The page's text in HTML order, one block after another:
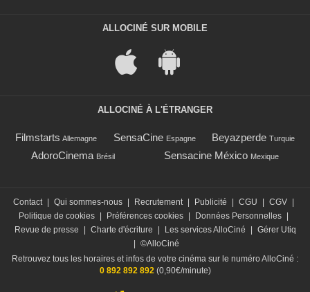
ALLOCINÉ SUR MOBILE
ALLOCINÉ À L'ÉTRANGER
Filmstarts Allemagne SensaCine Espagne Beyazperde Turquie
AdoroCinema Brésil Sensacine México Mexique
Contact Qui sommes-nous Recrutement Publicité CGU CGV
Politique de cookies
Préférences cookies Données Personnelles
Revue de presse
Charte d'écriture Les services AlloCiné
Gérer Utiq
©AlloCiné
Retrouvez tous les horaires et infos de votre cinéma sur le numéro AlloCiné :
0 892 892 892(0,90€/minute)